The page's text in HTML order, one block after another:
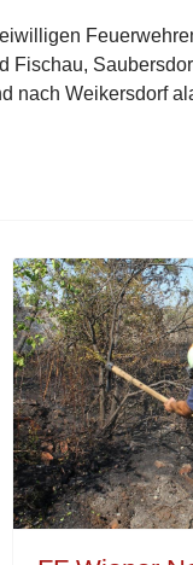
Fischau,
nach Weikersdorf